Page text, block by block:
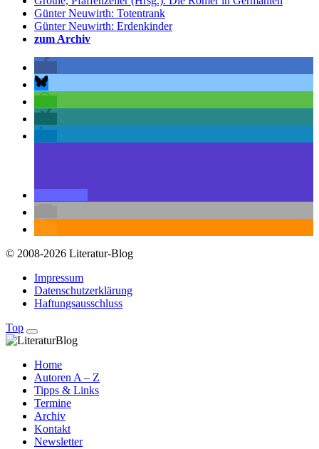
Günter Neuwirth: Totentrank
Günter Neuwirth: Erdenkinder
zum Archiv
© 2008-2026 Literatur-Blog
Impressum
Datenschutzerklärung
Haftungsausschluss
Top
Home
Autoren A – Z
Tipps & Links
Termine
Archiv
Kontakt
Newsletter